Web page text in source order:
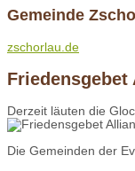
Gemeinde
zschorlau.de
Derzeit läuten die
Die Gemeinden der